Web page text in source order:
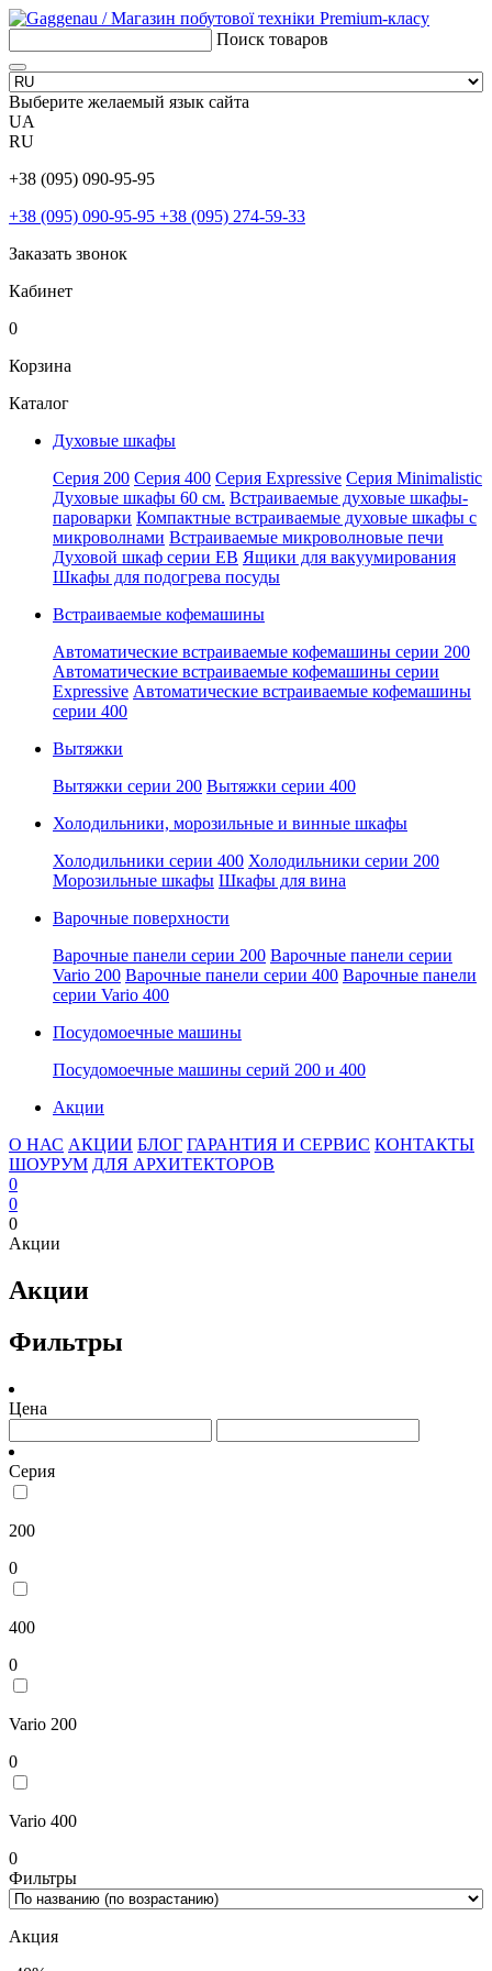
Поиск товаров
Выберите желаемый язык сайта
UA
RU
+38 (095) 090-95-95
+38 (095) 090-95-95 +38 (095) 274-59-33
Заказать звонок
Кабинет
0
Корзина
Каталог
Духовые шкафы
Серия 200 Серия 400 Серия Expressive Серия Minimalistic
Духовые шкафы 60 см. Встраиваемые духовые шкафы-
пароварки Компактные встраиваемые духовые шкафы с
микроволнами Встраиваемые микроволновые печи
Духовой шкаф серии EB Ящики для вакуумирования
Шкафы для подогрева посуды
Встраиваемые кофемашины
Автоматические встраиваемые кофемашины серии 200
Автоматические встраиваемые кофемашины серии
Expressive Автоматические встраиваемые кофемашины
серии 400
Вытяжки
Вытяжки серии 200 Вытяжки серии 400
Холодильники, морозильные и винные шкафы
Холодильники серии 400 Холодильники серии 200
Морозильные шкафы Шкафы для вина
Варочные поверхности
Варочные панели серии 200 Варочные панели серии
Vario 200 Варочные панели серии 400 Варочные панели
серии Vario 400
Посудомоечные машины
Посудомоечные машины серий 200 и 400
Акции
О НАС АКЦИИ БЛОГ ГАРАНТИЯ И СЕРВИС КОНТАКТЫ
ШОУРУМ ДЛЯ АРХИТЕКТОРОВ
0
0
0
Акции
Акции
Фильтры
Цена
Серия
200
0
400
0
Vario 200
0
Vario 400
0
Фильтры
Акция